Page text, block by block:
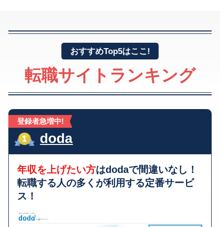
おすすめTop5はここ!
転職サイトランキング
登録者急増中!
doda
年収を上げたい方はdodaで間違いなし！
転職する人の多くが利用する定番サービ
ス！